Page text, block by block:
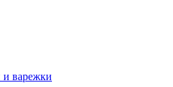
и варежки